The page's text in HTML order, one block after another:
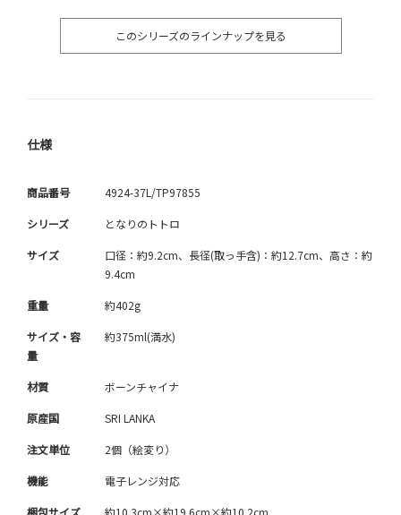
このシリーズのラインナップを見る
仕様
商品番号 4924-37L/TP97855
シリーズ となりのトトロ
サイズ
口径：約9.2cm、長径(取っ手含)：約12.7cm、高さ：約
9.4cm
重量 約402g
サイズ・容
量
約375ml(満水)
材質 ボーンチャイナ
原産国 SRI LANKA
注文単位 2個（絵変り）
機能 電子レンジ対応
梱包サイズ 約10.3cm×約19.6cm×約10.2cm